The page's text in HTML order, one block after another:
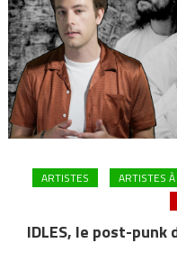
ARTISTES ARTISTES
IDLES, le post-punk